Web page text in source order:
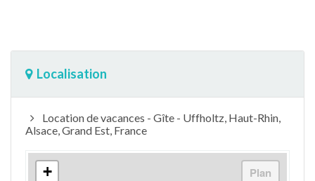
Localisation
Location de vacances - Gîte - Uffholtz, Haut-Rhin,
Alsace, Grand Est, France
+